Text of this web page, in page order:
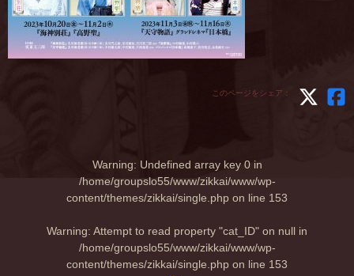
このページをシェア：
Warning: Undefined array key 0 in
/home/groupslo55/www/zikkai/www/wp-
content/themes/zikkai/single.php on line 153
Warning: Attempt to read property "cat_ID" on null in
/home/groupslo55/www/zikkai/www/wp-
content/themes/zikkai/single.php on line 153